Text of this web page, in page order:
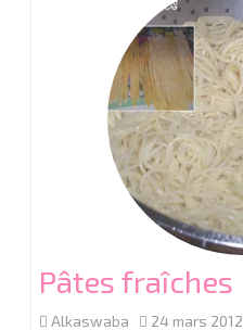
Pâtes fraîches
Alkaswaba 24 mars 2012